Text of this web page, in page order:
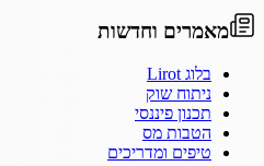
מאמרים וחדשות
בלוג Lirot
ניתוח שוק
תכנון פיננסי
הטבות מס
טיפים ומדריכים